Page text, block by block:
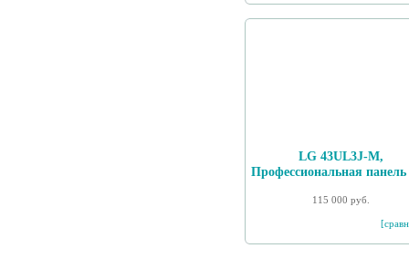
LG 43UL3J-M,
Профессиональная
115 000 руб.